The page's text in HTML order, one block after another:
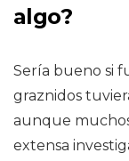
algo?
Sería bueno si
graznidos
aunque
extensa